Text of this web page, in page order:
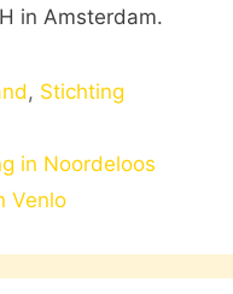
in Amsterdam.
, Stichting
in Noordeloos
Venlo